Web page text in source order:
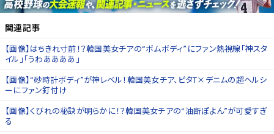
関連記事
【画像】はちきれ寸前！？韓国美女チアの“ボムボディ”にファン熱視線「神スタ
イル」「うわああああ」
【画像】“砂時計ボディ”が神レベル！韓国美女チア、ピタT×デニムの超ヘルシ
ーにファン釘付け
【画像】くびれの秘訣が明らかに！？韓国美女チアの“油断ぽよん”が可愛すぎ
る